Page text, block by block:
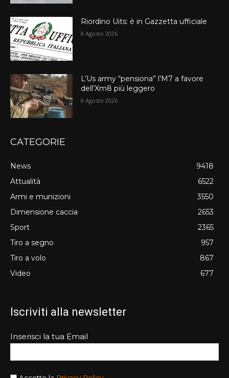
Riordino Uits: è in Gazzetta ufficiale
8 Agosto 2026
L’Us army “pensiona” l’M7 a favore
dell’Xm8 più leggero
8 Agosto 2026
CATEGORIE
News
9418
Attualità
6522
Armi e munizioni
3550
Dimensione caccia
2653
Sport
2365
Tiro a segno
957
Tiro a volo
867
Video
677
Iscriviti alla newsletter
Inserisci la tua Email